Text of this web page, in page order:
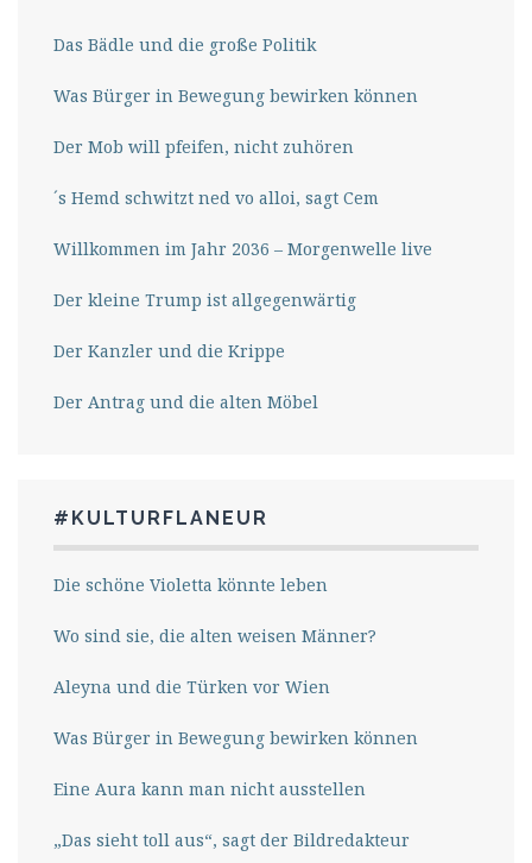
Das Bädle und die große Politik
Was Bürger in Bewegung bewirken können
Der Mob will pfeifen, nicht zuhören
´s Hemd schwitzt ned vo alloi, sagt Cem
Willkommen im Jahr 2036 – Morgenwelle live
Der kleine Trump ist allgegenwärtig
Der Kanzler und die Krippe
Der Antrag und die alten Möbel
#KULTURFLANEUR
Die schöne Violetta könnte leben
Wo sind sie, die alten weisen Männer?
Aleyna und die Türken vor Wien
Was Bürger in Bewegung bewirken können
Eine Aura kann man nicht ausstellen
„Das sieht toll aus“, sagt der Bildredakteur